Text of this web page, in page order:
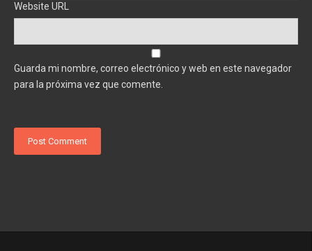
Website URL
Guarda mi nombre, correo electrónico y web en este navegador
para la próxima vez que comente.